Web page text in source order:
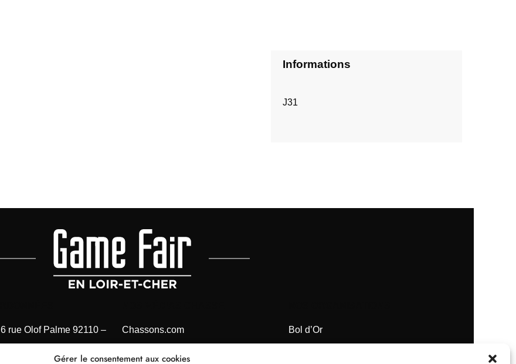
Gérer le consentement aux cookies
Informations
J31
6 rue Olof Palme 92110 –
Chassons.com
Bol d’Or